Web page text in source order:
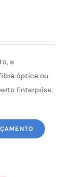
e
óptica ou
Enterprise.